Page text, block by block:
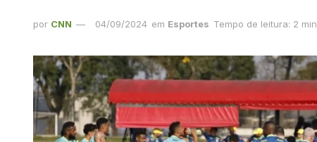
por CNN 04/09/2024 em Esportes Tempo de leitura: 2